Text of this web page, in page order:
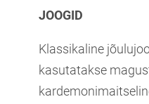
JOOGID
Klassikaline
kasutatakse